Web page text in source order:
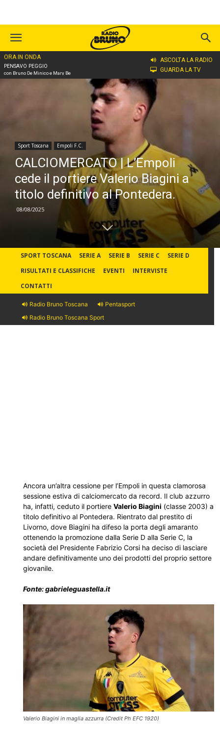
ORA IN ONDA
PENSAVO PEGGIO
con Bruno De Minico e Mary Be
ASCOLTA LA RADIO
GUARDA LA TV
Home
Sport Toscana Empoli F.C.
CALCIOMERCATO | L’Empoli
cede il portiere Valerio Biagini a
titolo definitivo al Pontedera.
08/08/2025
SPORT TOSCANA SERIE A SERIE B SERIE C
SERIE D
RISULTATI E CLASSIFICHE
EVENTI
INTERVISTE
CONTATTI
Radio Bruno Toscana
Pentasport
Radio Bruno Toscana Sport
Ancora un’altra cessione per l’Empoli in questa clamorosa
sessione estiva di calciomercato da record. Il club azzurro
ha, infatti, ceduto il portiere Valerio Biagini (classe 2003) a
titolo definitivo al Pontedera. Rientrato dal prestito di
Livorno, dove Biagini ha difeso la porta degli amaranto
ottenendo la promozione dalla Serie D alla Serie C, la
società del Presidente Fabrizio Corsi ha deciso di lasciare
andare definitivamente uno dei prodotti del proprio settore
giovanile.
Fonte: gabrieleguastella.it
Valerio Biagini in maglia azzurra (Credit Ph EFC 1920)